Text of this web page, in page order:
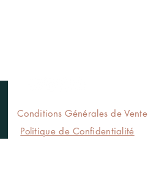
Conditions Générales de Vente
Politique de Confidentialité